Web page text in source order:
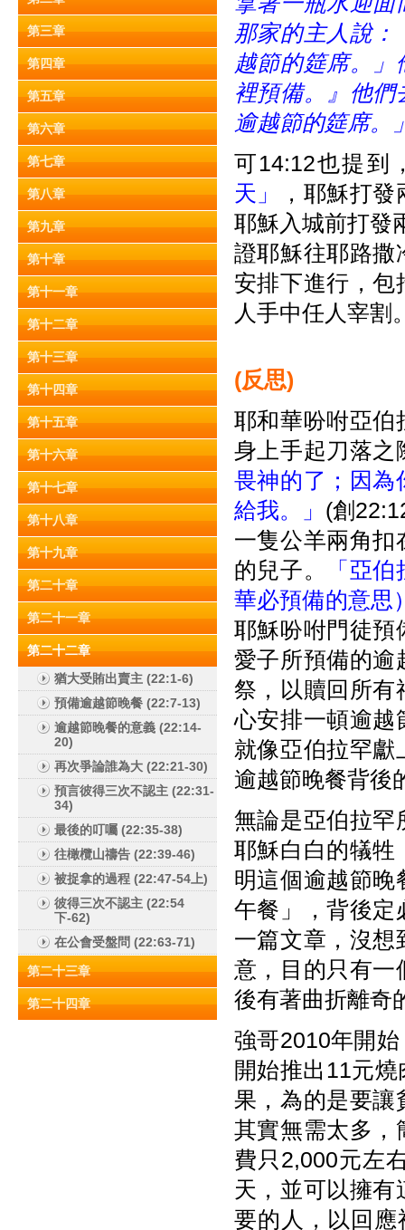
第三章
第四章
第五章
第六章
第七章
第八章
第九章
第十章
第十一章
第十二章
第十三章
第十四章
第十五章
第十六章
第十七章
第十八章
第十九章
第二十章
第二十一章
第二十二章
猶大受賄出賣主 (22:1-6)
預備逾越節晚餐 (22:7-13)
逾越節晚餐的意義 (22:14-
20)
再次爭論誰為大 (22:21-30)
預言彼得三次不認主 (22:31-
34)
最後的叮囑 (22:35-38)
往橄欖山禱告 (22:39-46)
被捉拿的過程 (22:47-54上)
彼得三次不認主 (22:54
下-62)
在公會受盤問 (22:63-71)
第二十三章
第二十四章
那家的主人說：
越節的筵席。
」
裡預備。
』 他們
逾越節的筵席。
可14:12也提到
天」
，耶穌打
耶穌入城前打發
證耶穌往耶路撒
安排下進行，包
人手中任人宰割
(反思)
耶和華吩咐亞伯
身上手起刀落之
畏神的了；因為
給我。」 (創
一隻公羊兩角扣
的兒子。
「亞
華必預備的意思
耶穌吩咐門徒預
愛子所預備的逾
祭，以贖回所有
心安排一頓逾越
就像亞伯拉罕獻
逾越節晚餐背後
無論是亞伯拉罕
耶穌白白的犠牲
明這個逾越節晚
午餐」，背後定
一篇文章，沒想
意，目的只有一
後有著曲折離奇
強哥2010年開
開始推出11元
果，為的是要讓
其實無需太多，
費只2,000元左
天，並可以擁
要的人，以回